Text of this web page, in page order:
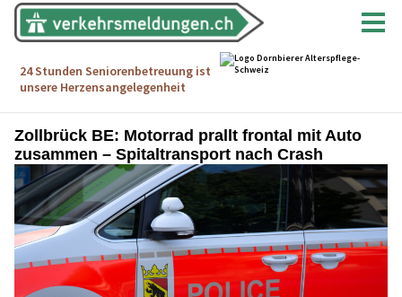
Zollbrück BE: Motorrad prallt frontal mit Auto
zusammen – Spitaltransport nach Crash